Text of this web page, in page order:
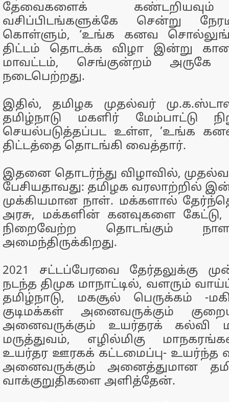
தேவைகளைக்
வசிப்பிடங்களுக்கே சென்று
கொள்ளும், ‘உங்க கனவ
திட்டம் தொடக்க விழா இன்று
மாவட்டம், செங்குன்றம் அருகே
நடைபெற்றது.
இதில், தமிழக முதல்வர்
தமிழ்நாடு மகளிர் மேம்பாட்டு
செயல்படுத்தப்பட உள்ள, ’உங்க
திட்டத்தை தொடங்கி வைத்தார்.
இதனை தொடர்ந்து விழாவில்,
பேசியதாவது: தமிழக வரலாற்றில்
முக்கியமான நாள். மக்களால்
அரசு, மக்களின் கனவுகளை
நிறைவேற்ற தொடங்கும்
அமைந்திருக்கிறது.
2021 சட்டப்பேரவை தேர்தலுக்கு
நடந்த திமுக மாநாட்டில், வளரும்
தமிழ்நாடு, மகசூல் பெருக்கம் -
குடிமக்கள் அனைவருக்கும்
அனைவருக்கும் உயர்தரக் கல்வி
மருத்துவம், எழில்மிகு
உயர்தர ஊரகக் கட்டமைப்பு- உயர்ந்த
அனைவருக்கும் அனைத்துமான
வாக்குறுதிகளை அளித்தேன்.